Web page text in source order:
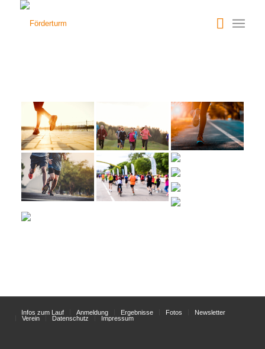
Infos zum Lauf Anmeldung Ergebnisse Fotos
Newsletter
Verein
Datenschutz Impressum